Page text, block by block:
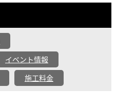
イベント情報
施工料金